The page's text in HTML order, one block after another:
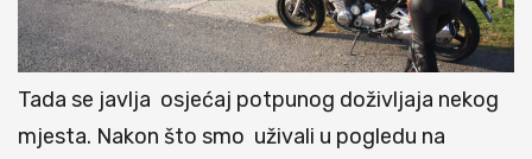
Tada se javlja osjećaj potpunog doživljaja nekog
mjesta. Nakon što smo uživali u pogledu na